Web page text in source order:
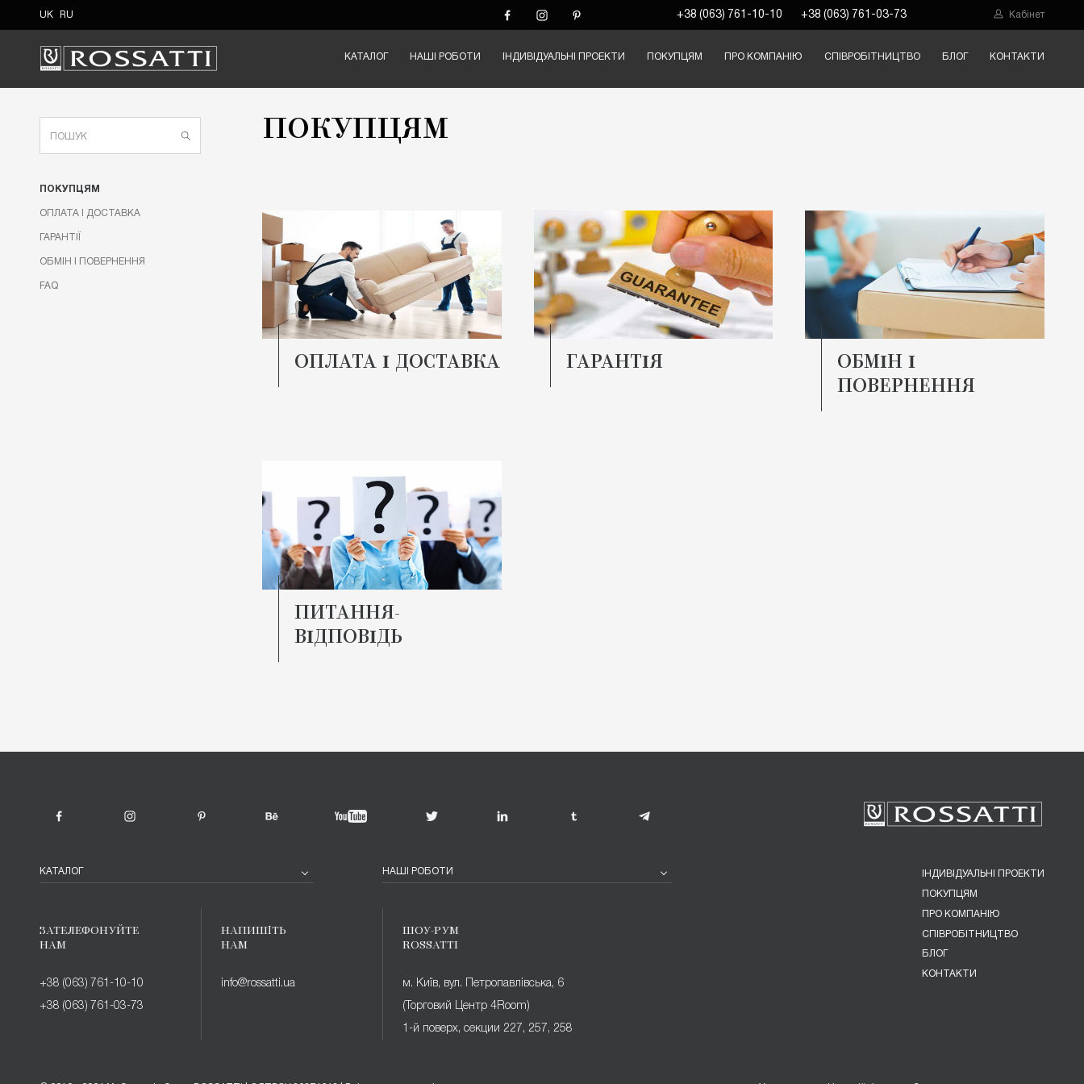
UK RU +38 (063) 761-10-10 +38 (063) 761-03-73 Кабінет
КАТАЛОГ НАШІ РОБОТИ ІНДИВІДУАЛЬНІ ПРОЕКТИ ПОКУПЦЯМ ПРО КОМПАНІЮ СПІВРОБІТНИЦТВО БЛОГ КОНТАКТИ
ПОКУПЦЯМ
ОПЛАТА І ДОСТАВКА
ГАРАНТІЇ
ОБМІН І ПОВЕРНЕННЯ
FAQ
ПОКУПЦЯМ
ОПЛАТА І ДОСТАВКА ГАРАНТІЯ
ОБМІН І
ПОВЕРНЕННЯ
ПИТАННЯ-
ВІДПОВІДЬ
КАТАЛОГ НАШІ РОБОТИ
ЗАТЕЛЕФОНУЙТЕ
НАМ
+38 (063) 761-10-10
+38 (063) 761-03-73
НАПИШІТЬ
НАМ
info@rossatti.ua
ШОУ-РУМ
ROSSATTI
м. Київ, вул. Петропавлівська, 6
(Торговий Центр 4Room)
1-й поверх, секции 227, 257, 258
ІНДИВІДУАЛЬНІ ПРОЕКТИ
ПОКУПЦЯМ
ПРО КОМПАНІЮ
СПІВРОБІТНИЦТВО
БЛОГ
КОНТАКТИ